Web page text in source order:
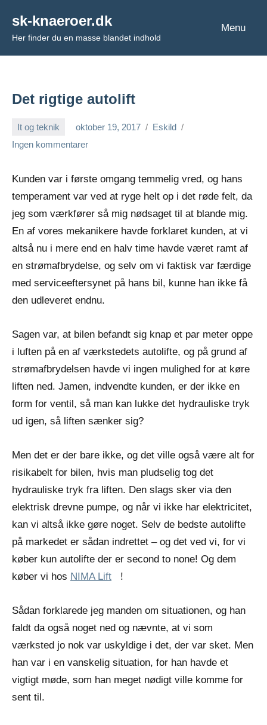
indhold
sk-knaeroer.dk
Her finder du en masse blandet indhold
Menu
Det rigtige autolift
It og teknik oktober 19, 2017
Eskild
Ingen kommentarer
Kunden var i første omgang temmelig vred, og hans
temperament var ved at ryge helt op i det røde felt, da
jeg som værkfører så mig nødsaget til at blande mig.
En af vores mekanikere havde forklaret kunden, at vi
altså nu i mere end en halv time havde været ramt af
en strømafbrydelse, og selv om vi faktisk var færdige
med serviceeftersynet på hans bil, kunne han ikke få
den udleveret endnu.
Sagen var, at bilen befandt sig knap et par meter oppe
i luften på en af værkstedets autolifte, og på grund af
strømafbrydelsen havde vi ingen mulighed for at køre
liften ned. Jamen, indvendte kunden, er der ikke en
form for ventil, så man kan lukke det hydrauliske tryk
ud igen, så liften sænker sig?
Men det er der bare ikke, og det ville også være alt for
risikabelt for bilen, hvis man pludselig tog det
hydrauliske tryk fra liften. Den slags sker via den
elektrisk drevne pumpe, og når vi ikke har elektricitet,
kan vi altså ikke gøre noget. Selv de bedste autolifte
på markedet er sådan indrettet – og det ved vi, for vi
køber kun autolifte der er second to none! Og dem
køber vi hos NIMA Lift !
Sådan forklarede jeg manden om situationen, og han
faldt da også noget ned og nævnte, at vi som
værksted jo nok var uskyldige i det, der var sket. Men
han var i en vanskelig situation, for han havde et
vigtigt møde, som han meget nødigt ville komme for
sent til.